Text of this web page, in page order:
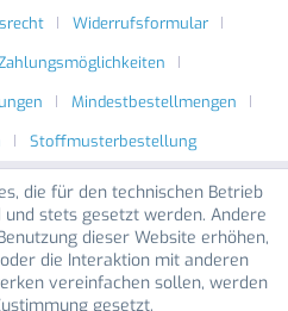
Widerrufsformular
Mindestbestellmengen
Stoffmusterbestellung
die für den technischen Betrieb
stets gesetzt werden. Andere
dieser Website erhöhen,
die Interaktion mit anderen
vereinfachen sollen, werden
gesetzt.